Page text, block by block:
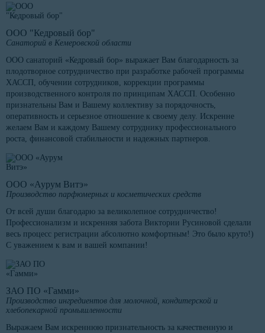
ООО "Кедровый бор"
Санаторий в Кемеровской области
ООО санаторий «Кедровый бор» выражает Вам благодарность за
плодотворное сотрудничество при разработке рабочей программы
ХАССП, обучении сотрудников, коррекции программы
производственного контроля по принципам ХАССП. Особенно
признательны Вам и Вашему коллективу за порядочность,
оперативность и серьезное отношение к своему делу. Искренне
желаем Вам и каждому Вашему сотруднику профессионального
роста, финансовой стабильности и надежных партнеров.
ООО «Аурум Витэ»
Производство парфюмерных и косметических средств
От всей души благодарю за великолепное сотрудничество!
Профессионализм и искренняя забота Виктории Русиновой сделали
весь процесс регистрации абсолютно комфортным! Это было круто!)
С уважением к вам и вашей компании!
ЗАО ПО «Гамми»
Производство ингредиентов для молочной, кондитерской и
хлебопекарной промышленности
Выражаем Вам искреннюю признательность за качественную и